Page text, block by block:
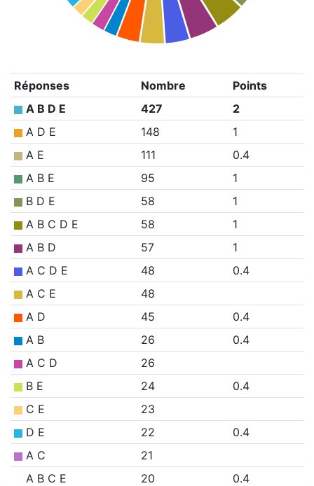
Réponses Nombre
Points
A B D E
427
2
A D E
148
1
A E
111
0.4
A B E
95
1
B D E
58
1
A B C D E
58
1
A B D
57
1
A C D E
48
0.4
A C E
48
A D
45
0.4
A B
26
0.4
A C D
26
B E
24
0.4
C E
23
D E
22
0.4
A C
21
A B C E
20
0.4